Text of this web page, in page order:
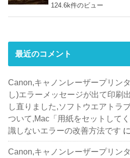
124.6k件のビュー
最近のコメント
Canon,キャノンレーザープリン
し)エラーメッセージが出て印刷
し直りました,ソフトウエアトラ
ついて,Mac「用紙をセットして
識しないエラーの改善方法です に
Canon,キャノンレーザープリン